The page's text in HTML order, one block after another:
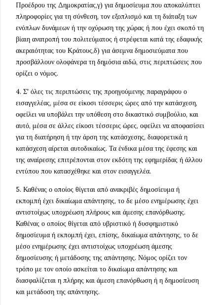
Προέδρου της Δημοκρατίας,γ) για δημοσίευμα που αποκαλύπτει
πληροφορίες για τη σύνθεση, τον εξοπλισμό και τη διάταξη των
ενόπλων δυνάμεων ή την οχύρωση της χώρας ή που έχει σκοπό τη
βίαιη ανατροπή του πολιτεύματος ή στρέφεται κατά της εδαφικής
ακεραιότητας του Κράτους,δ) για άσεμνα δημοσιεύματα που
προσβάλλουν ολοφάνερα τη δημόσια αιδώ, στις περιπτώσεις που
ορίζει ο νόμος.
4. Σ' όλες τις περιπτώσεις της προηγούμενης παραγράφου ο
εισαγγελέας, μέσα σε είκοσι τέσσερις ώρες από την κατάσχεση,
οφείλει να υποβάλει την υπόθεση στο δικαστικό συμβούλιο, και
αυτό, μέσα σε άλλες είκοσι τέσσερις ώρες, οφείλει να αποφασίσει
για τη διατήρηση ή την άρση της κατάσχεσης, διαφορετικά η
κατάσχεση αίρεται αυτοδικαίως. Τα ένδικα μέσα της έφεσης και
της αναίρεσης επιτρέπονται στον εκδότη της εφημερίδας ή άλλου
εντύπου που κατασχέθηκε και στον εισαγγελέα.
5. Καθένας ο οποίος θίγεται από ανακριβές δημοσίευμα ή
εκπομπή έχει δικαίωμα απάντησης, το δε μέσο ενημέρωσης έχει
αντιστοίχως υποχρέωση πλήρους και άμεσης επανόρθωσης.
Καθένας ο οποίος θίγεται από υβριστικό ή δυσφημιστικό
δημοσίευμα ή εκπομπή έχει, επίσης, δικαίωμα απάντησης, το δε
μέσο ενημέρωσης έχει αντιστοίχως υποχρέωση άμεσης
δημοσίευσης ή μετάδοσης της απάντησης. Νόμος ορίζει τον
τρόπο με τον οποίο ασκείται το δικαίωμα απάντησης και
διασφαλίζεται η πλήρης και άμεση επανόρθωση ή η δημοσίευση
και μετάδοση της απάντησης.